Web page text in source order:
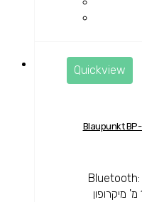
Quickview
אוזניות אלחוטיות עם מסנן רעשים אקטיבי Blaupunkt BP-
אוזניות אלחוטיות עם ANC גרסת Bluetooth:
CSR8635 ANC טווח קליטה: 10 מ' מיקרופון